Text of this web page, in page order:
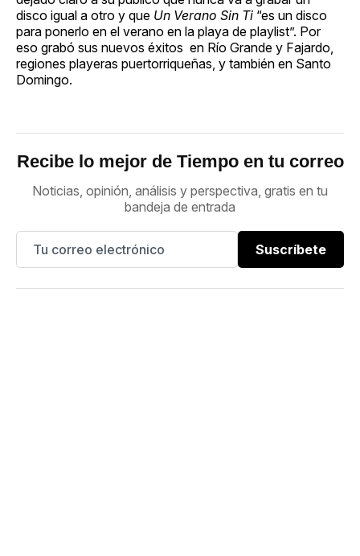
disco igual a otro y que Un Verano Sin Ti “es un disco
para ponerlo en el verano en la playa de playlist”. Por
eso grabó sus nuevos éxitos en Río Grande y Fajardo,
regiones playeras puertorriqueñas, y también en Santo
Domingo.
Recibe lo mejor de Tiempo en tu correo
Noticias, opinión, análisis y perspectiva, gratis en tu
bandeja de entrada
Suscríbete